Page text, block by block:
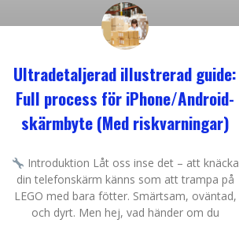
Ultradetaljerad illustrerad guide:
Full process för iPhone/Android-
skärmbyte (Med riskvarningar)
Introduktion Låt oss inse det – att knäcka
din telefonskärm känns som att trampa på
LEGO med bara fötter. Smärtsam, oväntad,
och dyrt. Men hej, vad händer om du